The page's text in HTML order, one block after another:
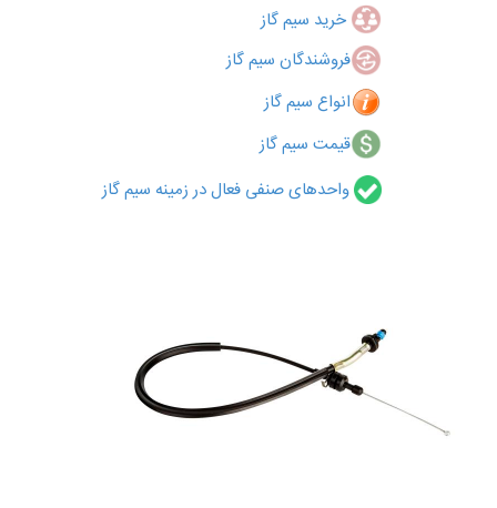
خرید سیم گاز
فروشندگان سیم گاز
انواع سیم گاز
قیمت سیم گاز
واحدهای صنفی فعال در زمینه سیم گاز